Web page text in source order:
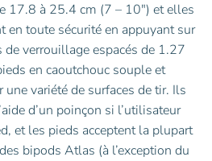
17.8 à 25.4 cm (7 – 10″) et elles
en toute sécurité en appuyant sur
verrouillage espacés de 1.27
en caoutchouc souple et
variété de surfaces de tir. Ils
d’un poinçon si l’utilisateur
et les pieds acceptent la plupart
bipods Atlas (à l’exception du